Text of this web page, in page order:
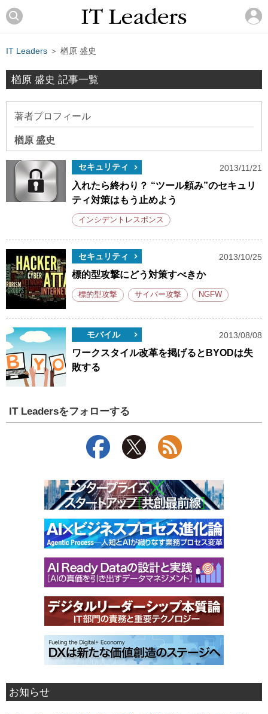
IT Leaders ＞ 楢原 盛史
楢原 盛史 記事一覧
著者プロフィール
楢原 盛史
セキュリティ 2013/11/21
入れたら終わり？ “ツール頼み”のセキュリ
ティ対策はもう止めよう
インシデントレスポンス
セキュリティ 2013/10/25
標的型攻撃にどう対策すべきか
標的型攻撃 サイバー攻撃 NGFW
モバイル 2013/08/08
ワークスタイル改革を掲げるとBYODは失
敗する
IT Leadersをフォローする
お知らせ